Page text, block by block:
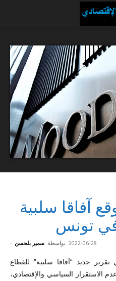
آفاقا سلبية
في تونس
بواسطة سمير بلحسن - 2022-06-28
جديد “آفاقا سلبية” للقطاع
الاستقرار السياسي والإقتصادي،